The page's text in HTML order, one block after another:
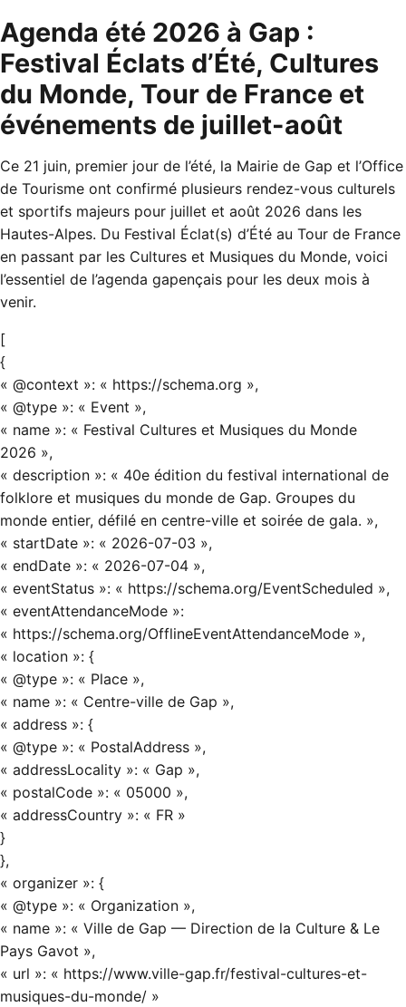
Agenda été 2026 à Gap :
Festival Éclats d’Été, Cultures
du Monde, Tour de France et
événements de juillet-août
Ce 21 juin, premier jour de l’été, la Mairie de Gap et l’Office
de Tourisme ont confirmé plusieurs rendez-vous culturels
et sportifs majeurs pour juillet et août 2026 dans les
Hautes-Alpes. Du Festival Éclat(s) d’Été au Tour de France
en passant par les Cultures et Musiques du Monde, voici
l’essentiel de l’agenda gapençais pour les deux mois à
venir.
[
{
« @context »: « https://schema.org »,
« @type »: « Event »,
« name »: « Festival Cultures et Musiques du Monde
2026 »,
« description »: « 40e édition du festival international de
folklore et musiques du monde de Gap. Groupes du
monde entier, défilé en centre-ville et soirée de gala. »,
« startDate »: « 2026-07-03 »,
« endDate »: « 2026-07-04 »,
« eventStatus »: « https://schema.org/EventScheduled »,
« eventAttendanceMode »:
« https://schema.org/OfflineEventAttendanceMode »,
« location »: {
« @type »: « Place »,
« name »: « Centre-ville de Gap »,
« address »: {
« @type »: « PostalAddress »,
« addressLocality »: « Gap »,
« postalCode »: « 05000 »,
« addressCountry »: « FR »
}
},
« organizer »: {
« @type »: « Organization »,
« name »: « Ville de Gap — Direction de la Culture & Le
Pays Gavot »,
« url »: « https://www.ville-gap.fr/festival-cultures-et-
musiques-du-monde/ »